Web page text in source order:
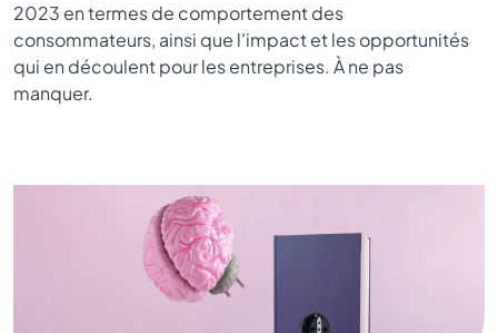
2023 en termes de comportement des
consommateurs, ainsi que l'impact et les opportunités
qui en découlent pour les entreprises. À ne pas
manquer.